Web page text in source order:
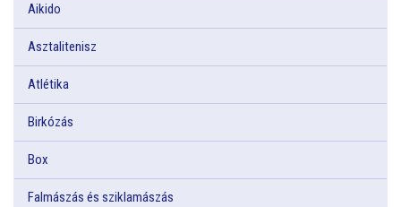
Aikido
Asztalitenisz
Atlétika
Birkózás
Box
Falmászás és sziklamászás